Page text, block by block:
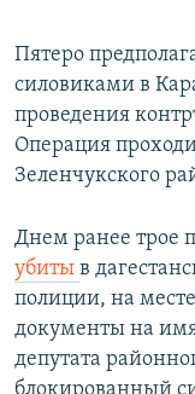
Пятеро
силовиками в
проведения
Операция
Зеленчукского
Днем ранее трое
убиты в
полиции, на
документы на
депутата